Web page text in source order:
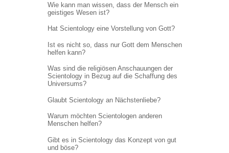
Wie kann man wissen, dass der Mensch ein
geistiges Wesen ist?
Hat Scientology eine Vorstellung von Gott?
Ist es nicht so, dass nur Gott dem Menschen
helfen kann?
Was sind die religiösen Anschauungen der
Scientology in Bezug auf die Schaffung des
Universums?
Glaubt Scientology an Nächstenliebe?
Warum möchten Scientologen anderen
Menschen helfen?
Gibt es in Scientology das Konzept von gut
und böse?